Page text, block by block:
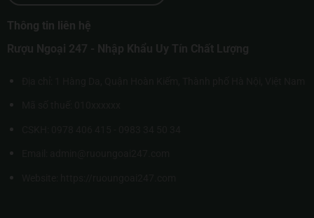
Thông tin liên hệ
Rượu Ngoại 247 - Nhập Khẩu Uy Tín Chất Lượng